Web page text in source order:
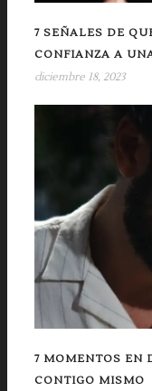
7 SEÑALES DE
CONFIANZA A
diciembre 18, 2023
7 MOMENTOS EN
CONTIGO MISMO